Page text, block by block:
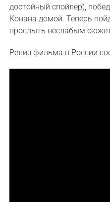
достойный спойлер),
Конана домой. Теперь
прослыть неслабым
Релиз фильма в России